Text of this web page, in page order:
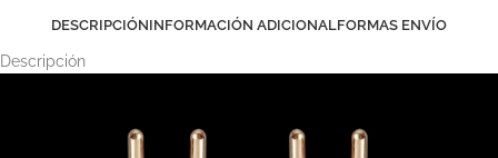
DESCRIPCIÓNINFORMACIÓN ADICIONALFORMAS ENVÍO
Descripción